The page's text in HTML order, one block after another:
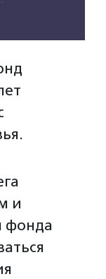
и
фонда